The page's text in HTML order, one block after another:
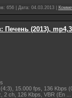
656 | Дата: 04.03.2013|
Печень (2013),
15.000 fps, 136 Kbps
2 ch, 126 Kbps, VBR (En